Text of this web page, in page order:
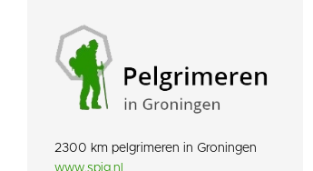
2300 km pelgrimeren in Groningen